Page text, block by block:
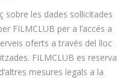
les dades sol·licitades
FILMCLUB per a l’accés a
oferts a través del lloc
FILMCLUB es reserva
mesures legals a la